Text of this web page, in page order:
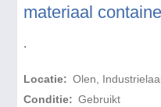
materiaal
.
Locatie: Olen,
Conditie: Gebruikt